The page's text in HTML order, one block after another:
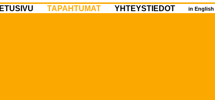
ETUSIVU TAPAHTUMAT YHTEYSTIEDOT in English